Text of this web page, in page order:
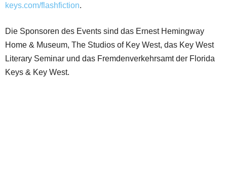
keys.com/flashfiction.
Die Sponsoren des Events sind das Ernest Hemingway
Home & Museum, The Studios of Key West, das Key West
Literary Seminar und das Fremdenverkehrsamt der Florida
Keys & Key West.